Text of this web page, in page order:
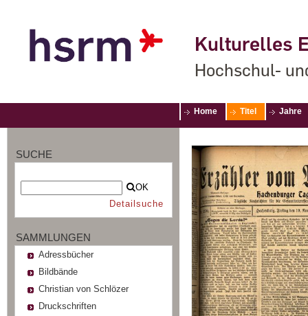
Kulturelles
Hochschul-
Home Titel Jahre
SUCHE
OK
Detailsuche
SAMMLUNGEN
Adressbücher
Bildbände
Christian von Schlözer
Druckschriften